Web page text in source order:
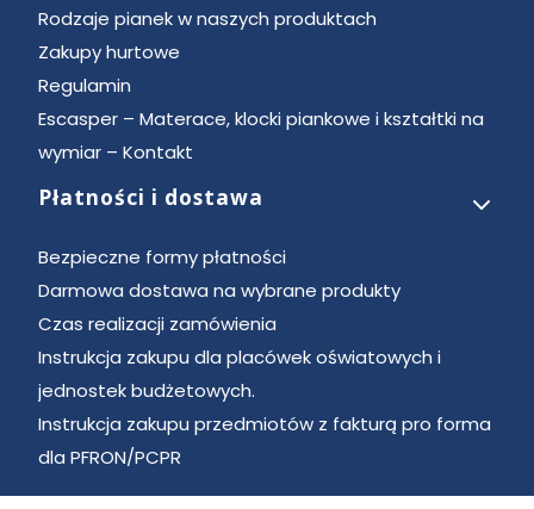
Rodzaje pianek w naszych produktach
Zakupy hurtowe
Regulamin
Escasper – Materace, klocki piankowe i kształtki na
wymiar – Kontakt
Płatności i dostawa
Bezpieczne formy płatności
Darmowa dostawa na wybrane produkty
Czas realizacji zamówienia
Instrukcja zakupu dla placówek oświatowych i
jednostek budżetowych.
Instrukcja zakupu przedmiotów z fakturą pro forma
dla PFRON/PCPR